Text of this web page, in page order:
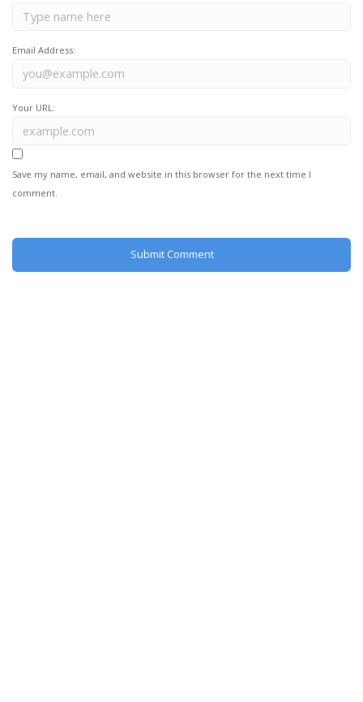
Email Address:
Your URL:
Save my name, email, and website in this browser for the next time I
comment.